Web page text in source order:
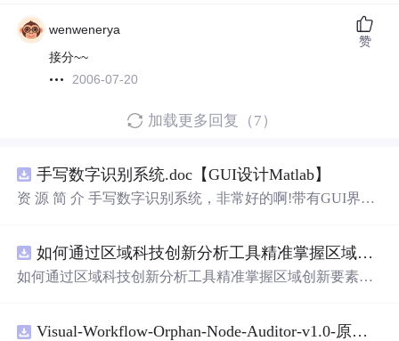
wenwenerya
接分~~
2006-07-20
赞
加载更多回复（7）
手写数字识别系统.doc【GUI设计Matlab】
资 源 简 介 手写数字识别系统，非常好的啊!带有GUI界
带有直观的图形用户界面（GUI），非常容易使用。你只
需要将手写数字输入系统，它将立即给出准确的识别结
是一个非常方便和实用的工具，你一定会喜欢它的！
如何通过区域科技创新分析工具精准掌握区域创新要素分布与产业链融合现状？.docx
如何通过区域科技创新分析工具精准掌握区域创新要素分
Visual-Workflow-Orphan-Node-Auditor-v1.0-原创源码与文档.zip